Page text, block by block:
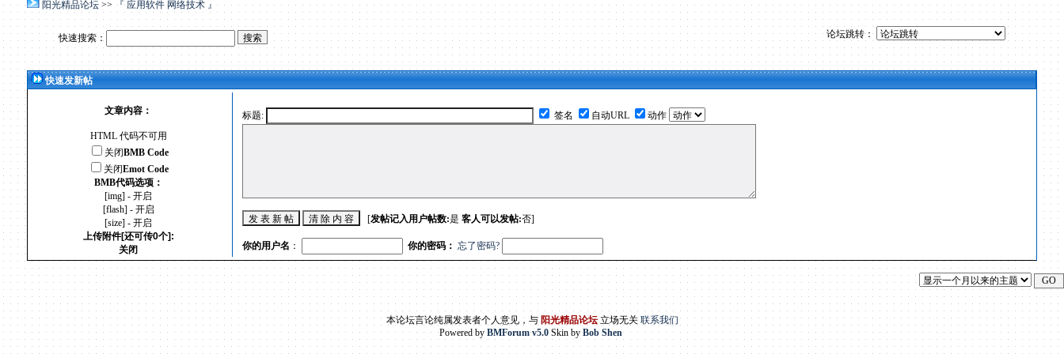
阳光精品论坛 >> 『 应用软件 网络技术 』
快速搜索： 论坛跳转：
快速发新帖
文章内容：
HTML 代码不可用
关闭BMB Code
关闭Emot Code
BMB代码选项：
[img] - 开启
[flash] - 开启
[size] - 开启
上传附件[还可传0个]:
关闭
标题: 签名 自动URL 动作
[发帖记入用户帖数:是 客人可以发帖:否]
你的用户名 ： 你的密码： 忘了密码?
本论坛言论纯属发表者个人意见，与 阳光精品论坛 立场无关 联系我们
Powered by BMForum v5.0 Skin byBob Shen